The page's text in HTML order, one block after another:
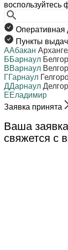
воспользуйтесь
Оперативная
Пункты
ААбакан
ББарнаул
ВВарнаул
ГГарнаул
ДДарнаул
ЕЕладимир
Заявка принята
Ваша
свяжется с